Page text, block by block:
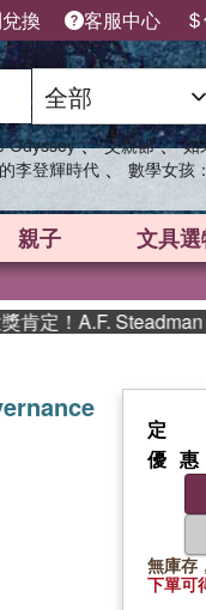
換 客服中心
Odyssey 、 父親節 、 如
李登輝時代 、 數學女孩
親子 文具
！A.F. Steadman 獲
定
優
無庫存
下單可